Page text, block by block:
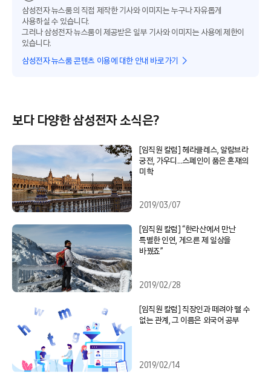
삼성전자 뉴스룸의 직접 제작한 기사와 이미지는 누구나 자유롭게
사용하실 수 있습니다.
그러나 삼성전자 뉴스룸이 제공받은 일부 기사와 이미지는 사용에 제한이
있습니다.
삼성전자 뉴스룸 콘텐츠 이용에 대한 안내 바로가기
보다 다양한 삼성전자 소식은?
[임직원 칼럼] 헤라클레스, 알람브라
궁전, 가우디…스페인이 품은 혼재의
미학
2019/03/07
[임직원 칼럼] “한라산에서 만난
특별한 인연, 게으른 제 일상을
바꿨죠”
2019/02/28
[임직원 칼럼] 직장인과 떼려야 뗄 수
없는 관계, 그 이름은 외국어 공부
2019/02/14